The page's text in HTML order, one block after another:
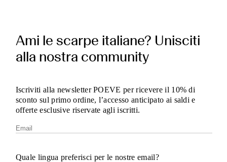
Ami le scarpe italiane? Unisciti
alla nostra community
Iscriviti alla newsletter POEVE per ricevere il 10% di
sconto sul primo ordine, l’accesso anticipato ai saldi e
offerte esclusive riservate agli iscritti.
Quale lingua preferisci per le nostre email?